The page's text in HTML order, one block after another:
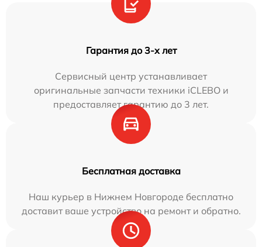
Гарантия до 3-х лет
Сервисный центр устанавливает
оригинальные запчасти техники iCLEBO и
предоставляет гарантию до 3 лет.
Бесплатная доставка
Наш курьер в Нижнем Новгороде бесплатно
доставит ваше устройство на ремонт и обратно.